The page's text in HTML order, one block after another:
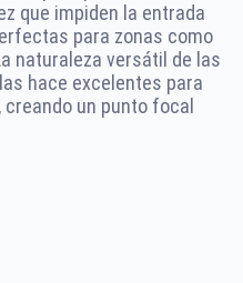
que impiden la entrada
para zonas como
naturaleza versátil de las
hace excelentes para
un punto focal